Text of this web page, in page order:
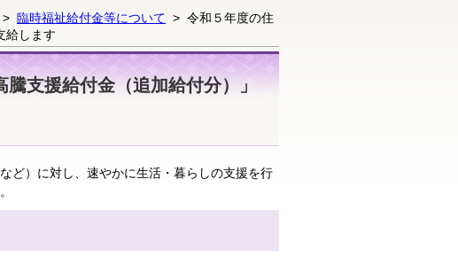
> 臨時福祉給付金等について > 令和５年度の住
給します
支援給付金（追加給付分）」
ど）に対し、速やかに生活・暮らしの支援を行